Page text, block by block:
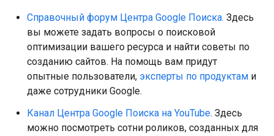
Справочный форум Центра Google Поиска. Здесь
вы можете задать вопросы о поисковой
оптимизации вашего ресурса и найти советы по
созданию сайтов. На помощь вам придут
опытные пользователи, эксперты по продуктам и
даже сотрудники Google.
Канал Центра Google Поиска на YouTube. Здесь
можно посмотреть сотни роликов, созданных для